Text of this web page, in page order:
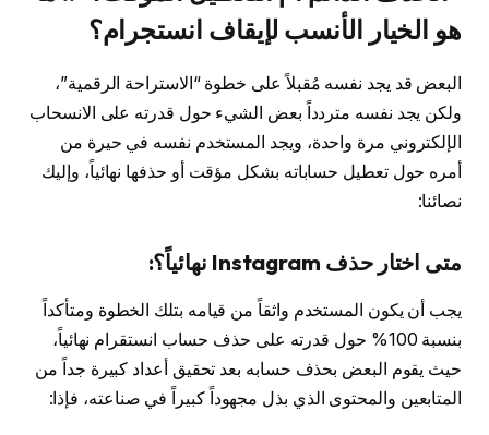
هو الخيار الأنسب لإيقاف انستجرام؟
البعض قد يجد نفسه مُقبلاً على خطوة “الاستراحة الرقمية”،
ولكن يجد نفسه متردداً بعض الشيء حول قدرته على الانسحاب
الإلكتروني مرة واحدة، ويجد المستخدم نفسه في حيرة من
أمره حول تعطيل حساباته بشكل مؤقت أو حذفها نهائياً، وإليك
نصائنا:
متى اختار حذف Instagram نهائياً؟:
يجب أن يكون المستخدم واثقاً من قيامه بتلك الخطوة ومتأكداً
بنسبة 100% حول قدرته على حذف حساب انستقرام نهائياً،
حيث يقوم البعض بحذف حسابه بعد تحقيق أعداد كبيرة جداً من
المتابعين والمحتوى الذي بذل مجهوداً كبيراً في صناعته، فإذا: